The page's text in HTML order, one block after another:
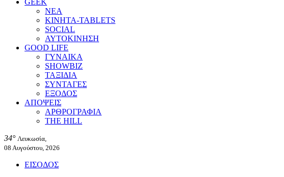
GEEK
ΝΕΑ
ΚΙΝΗΤΑ-TABLETS
SOCIAL
ΑΥΤΟΚΙΝΗΣΗ
GOOD LIFE
ΓΥΝΑΙΚΑ
SHOWBIZ
ΤΑΞΙΔΙΑ
ΣΥΝΤΑΓΕΣ
ΕΞΟΔΟΣ
ΑΠΟΨΕΙΣ
ΑΡΘΡΟΓΡΑΦΙΑ
THE HILL
34° Λευκωσία,
08 Αυγούστου, 2026
ΕΙΣΟΔΟΣ